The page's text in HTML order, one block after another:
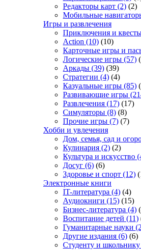
Редакторы карт (2) (2)
Мобильные
Игры и развлечения
Приключения и
Action (10) (10)
Карточные игры и
Логические игры (57)
Аркады (39) (39)
Стратегии (4) (4)
Казуальные игры (85)
Развивающие игры
Развлечения (17) (17)
Симуляторы (8) (8)
Прочие игры (7) (7)
Хобби и увлечения
Дом, семья, сад и
Кулинария (2) (2)
Культура и искусство
Досуг (6) (6)
Здоровье и спорт (12)
Электронные книги
IT-литература (4) (4)
Аудиокниги (15) (15)
Бизнес-литература (4)
Воспитание детей (11)
Гуманитарные науки
Другие издания (6) (6)
Студенту и школьнику